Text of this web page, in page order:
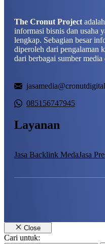
The Cronut Project
informasi bisnis dan usaha
lengkap. Sebagian besar
diperoleh dari pengalaman
dari berbagai sumber
085156747945
Layanan
Jasa Backlink MedaJasa
Close
Cari untuk: